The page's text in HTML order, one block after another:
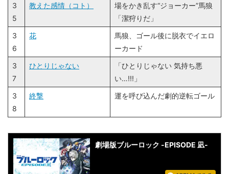
3
5
教えた感情（コト）
場をかき乱す“ジョーカー”馬狼
「潔狩りだ」
3
6
花
馬狼、ゴール後に脱衣でイエロ
ーカード
3
7
ひとりじゃない
「ひとりじゃない 気持ち悪
い…!!!」
3
8
終撃 運を呼び込んだ劇的逆転ゴール
劇場版ブルーロック -EPISODE 凪-